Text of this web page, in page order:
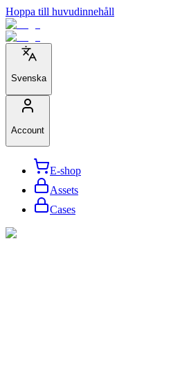
Hoppa till huvudinnehåll
Svenska
Account
E-shop
Assets
Cases